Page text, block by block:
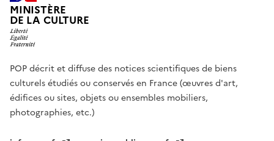
MINISTÈRE
DE LA CULTURE
POP décrit et diffuse des notices scientifiques de biens
culturels étudiés ou conservés en France (œuvres d'art,
édifices ou sites, objets ou ensembles mobiliers,
photographies, etc.)